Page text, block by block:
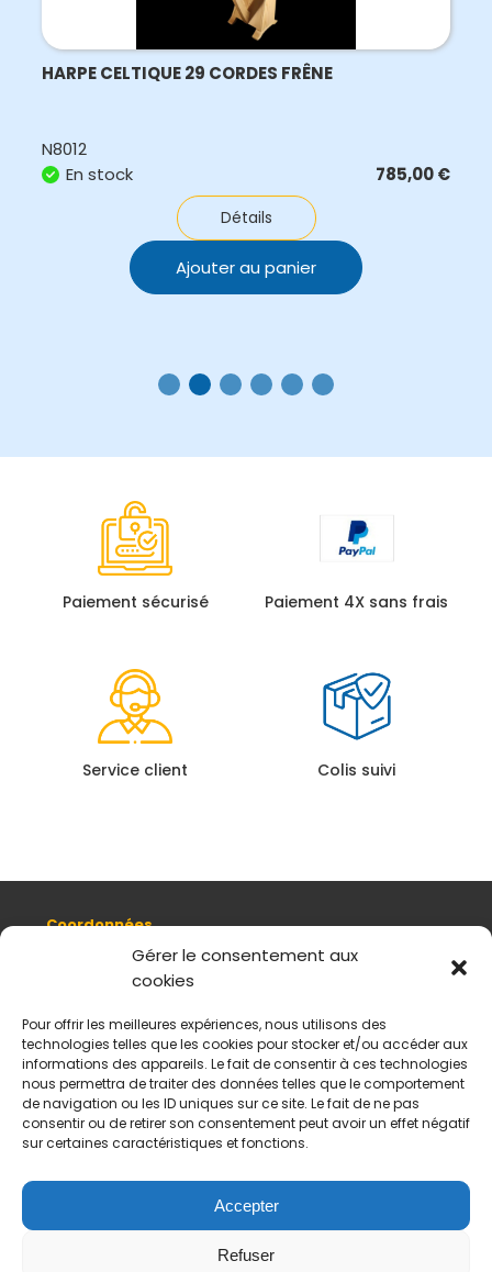
Gérer le consentement aux
cookies
Pour offrir les meilleures expériences, nous utilisons des
technologies telles que les cookies pour stocker et/ou accéder aux
informations des appareils. Le fait de consentir à ces technologies
nous permettra de traiter des données telles que le comportement
de navigation ou les ID uniques sur ce site. Le fait de ne pas
consentir ou de retirer son consentement peut avoir un effet négatif
sur certaines caractéristiques et fonctions.
Accepter
Refuser
HARPE CELTIQUE 29 CORDES FRÊNE
N8012
En stock
785,00€
Détails
Ajouter au panier
Paiement sécurisé Paiement 4X sans frais
Service client Colis suivi
Coordonnées
8, quai Romain Rolland 69005 Lyon
+ 33 (0)4 78 42 55 04
Plan d'accès
Mentions légales
Politique de données personnelles
CGV
Horaires d’ouverture
Du mardi au samedi :
Fermé le dimanche et le lundi